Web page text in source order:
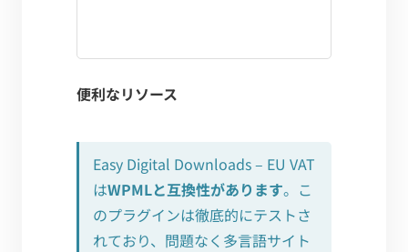
便利なリソース
Easy Digital Downloads – EU VAT
はWPMLと互換性があります。こ
のプラグインは徹底的にテストさ
れており、問題なく多言語サイト